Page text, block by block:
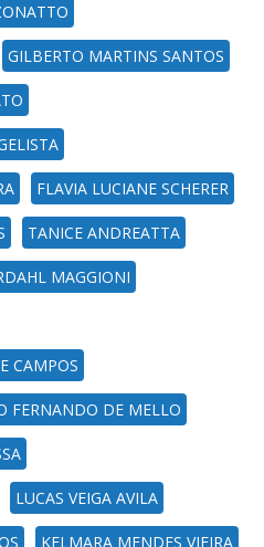
GILBERTO MARTINS SANTOS
FLAVIA LUCIANE SCHERER
TANICE ANDREATTA
MAGGIONI
CAMPOS
FERNANDO DE MELLO
LUCAS VEIGA AVILA
KELMARA MENDES VIEIRA